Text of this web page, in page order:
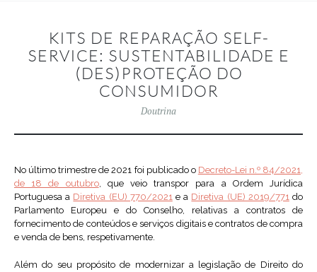
KITS DE REPARAÇÃO SELF-
SERVICE: SUSTENTABILIDADE E
(DES)PROTEÇÃO DO
CONSUMIDOR
Doutrina
No último trimestre de 2021 foi publicado o Decreto-Lei n.º 84/2021,
de 18 de outubro, que veio transpor para a Ordem Jurídica
Portuguesa a Diretiva (EU) 770/2021e a Diretiva (UE) 2019/771do
Parlamento Europeu e do Conselho, relativas a contratos de
fornecimento de conteúdos e serviços digitais e contratos de compra
e venda de bens, respetivamente.
Além do seu propósito de modernizar a legislação de Direito do